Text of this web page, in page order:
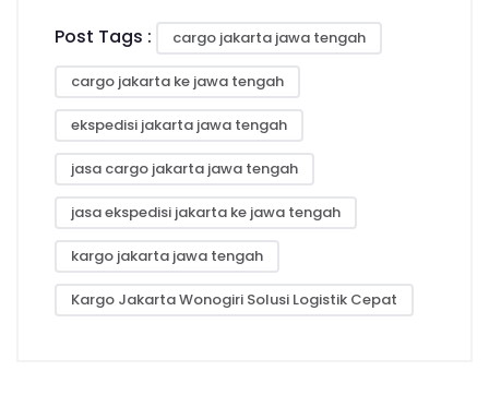
Post Tags : cargo jakarta jawa tengah
cargo jakarta ke jawa tengah
ekspedisi jakarta jawa tengah
jasa cargo jakarta jawa tengah
jasa ekspedisi jakarta ke jawa tengah
kargo jakarta jawa tengah
Kargo Jakarta Wonogiri Solusi Logistik Cepat